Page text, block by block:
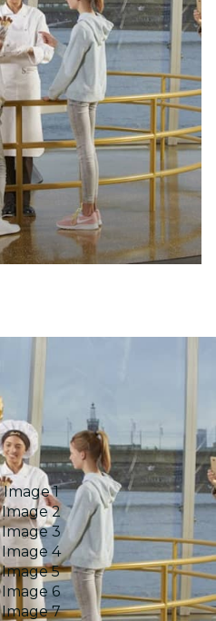
Image 1
Image 2
Image 3
Image 4
Image 5
Image 6
Image 7